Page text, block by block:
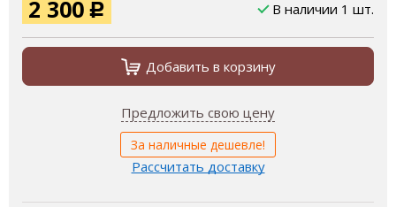
2 300 Р В наличии 1 шт.
Добавить в корзину
Предложить свою цену
За наличные дешевле!
Рассчитать доставку